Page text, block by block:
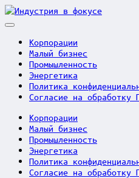
Skip
to
Индустрия
Корпорации
Малый бизнес
Промышленность
Энергетика
Политика
Согласие на обработку
Корпорации
Малый бизнес
Промышленность
Энергетика
Политика
Согласие на обработку